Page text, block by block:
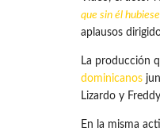
que sin él
aplausos
La producción
dominicanos
Lizardo y
En la misma